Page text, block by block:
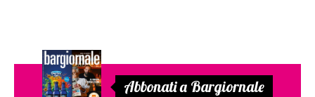
Abbonati a Bargiornale